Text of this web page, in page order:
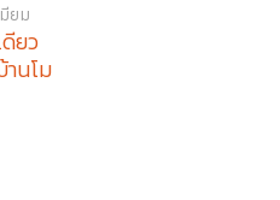
ยม
ยว
นโม